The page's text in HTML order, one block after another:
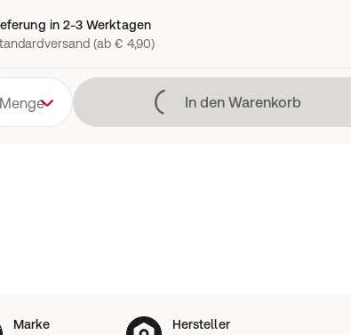
in 2-3 Werktagen
(ab € 4,90)
Menge LädtIn den Warenkorb
Marke
Hersteller